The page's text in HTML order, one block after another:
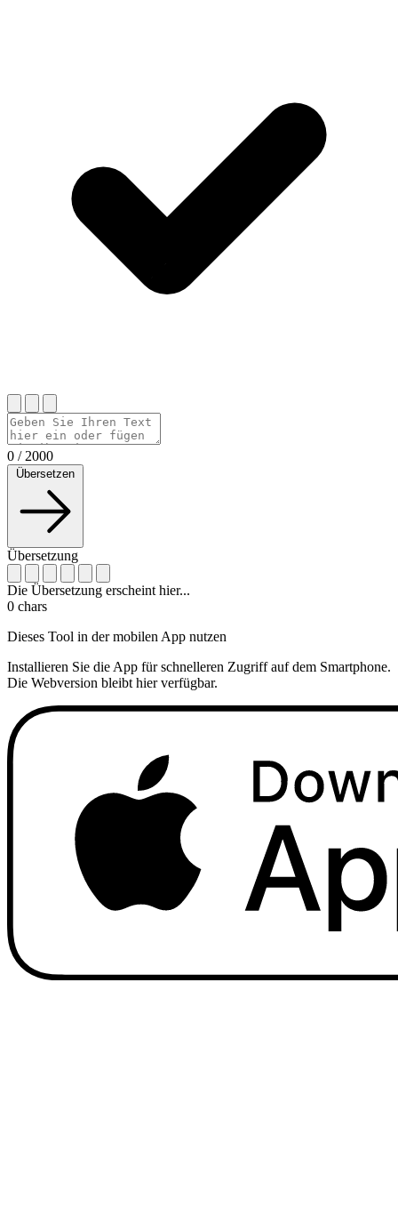
0 / 2000
Übersetzen
Übersetzung
Die Übersetzung erscheint hier...
0 chars
Dieses Tool in der mobilen App nutzen
Installieren Sie die App für schnelleren Zugriff auf dem Smartphone.
Die Webversion bleibt hier verfügbar.